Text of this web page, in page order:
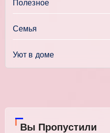
Полезное
Семья
Уют в доме
Вы Пропустили